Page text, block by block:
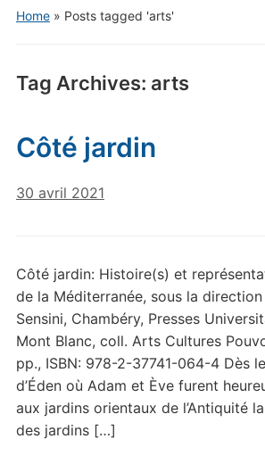
Home» Posts tagged 'arts'
Tag Archives: arts
Côté jardin
30 avril 2021
Côté jardin: Histoire(s) et
de la Méditerranée, sous la direction
Sensini, Chambéry, Presses
Mont Blanc, coll. Arts Cultures
pp., ISBN: 978-2-37741-064-4 Dès
d’Éden où Adam et Ève furent
aux jardins orientaux de l’Antiquité
des jardins […]